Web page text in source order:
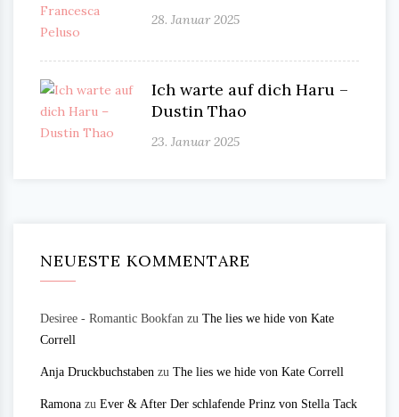
28. Januar 2025
Ich warte auf dich Haru –
Dustin Thao
23. Januar 2025
NEUESTE KOMMENTARE
Desiree - Romantic Bookfan zu The lies we hide von Kate
Correll
Anja Druckbuchstaben zu The lies we hide von Kate Correll
Ramona zu Ever & After Der schlafende Prinz von Stella Tack